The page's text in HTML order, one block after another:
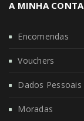
A MINHA CONTA
Encomendas
Vouchers
Dados Pessoais
Moradas